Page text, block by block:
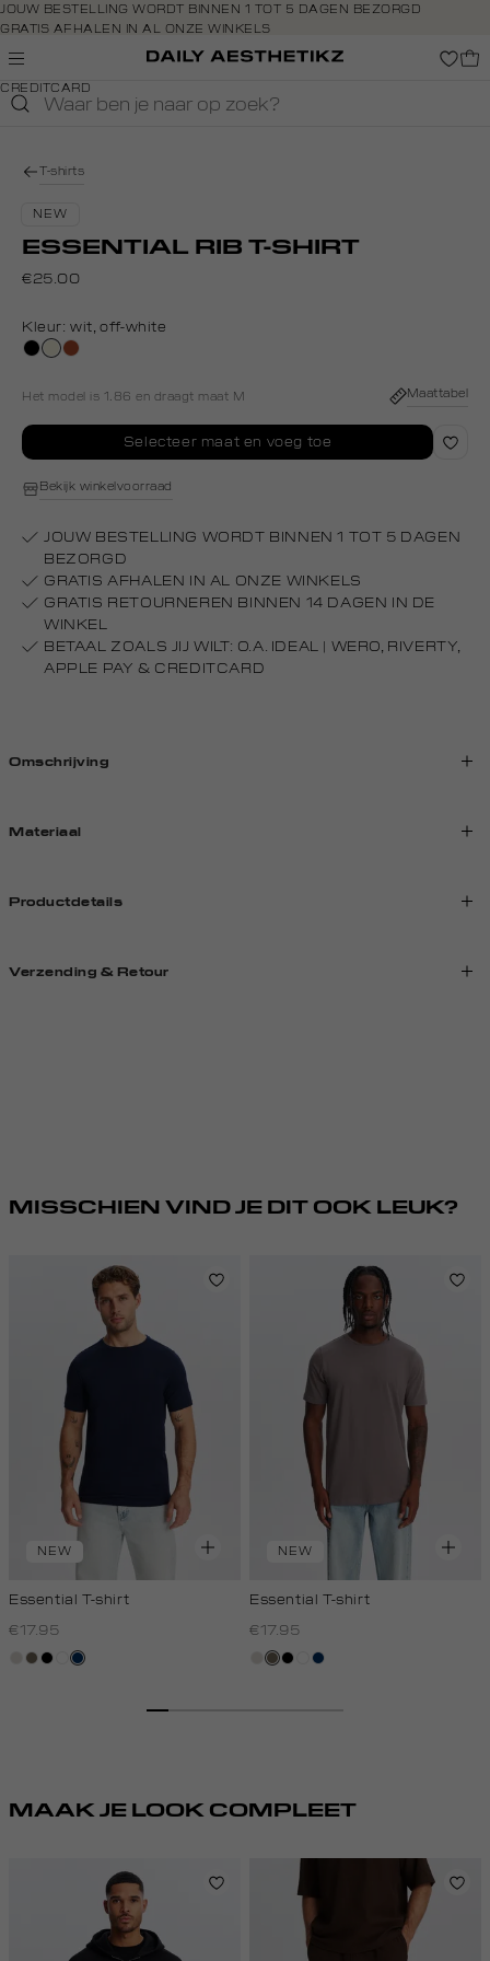
Navigeer
direct naar
de
Open de
direct
footer
JOUW BESTELLING WORDT BINNEN 1 TOT 5 DAGEN BEZORGD
GRATIS AFHALEN IN AL ONZE WINKELS
GRATIS RETOURNEREN BINNEN 14 DAGEN IN DE WINKEL
BETAAL ZOALS JIJ WILT: O.A. IDEAL, RIVERTY, APPLE PAY &
CREDITCARD
T-shirts
NEW
ESSENTIAL RIB T-SHIRT
€25.00
Kleur:wit, off-white
zwart
wit,
white
bruin
Het model is 1.86 en draagt maat M Maattabel
Selecteer maat en voeg toe
Bekijk winkelvoorraad
JOUW BESTELLING WORDT BINNEN 1 TOT 5 DAGEN
BEZORGD
GRATIS AFHALEN IN AL ONZE WINKELS
GRATIS RETOURNEREN BINNEN 14 DAGEN IN DE
WINKEL
BETAAL ZOALS JIJ WILT: O.A. IDEAL | WERO, RIVERTY,
APPLE PAY & CREDITCARD
Omschrijving
Materiaal
Productdetails
Verzending & Retour
MISSCHIEN VIND JE DIT OOK LEUK?
NEW
Essential T-shirt
€17.95
taupe,
lichtbruin
zwart
witdonkerblauw
NEW
Essential T-shirt
€17.95
taupe,
lichtbruin
zwart
witdonkerblauw
MAAK JE LOOK COMPLEET